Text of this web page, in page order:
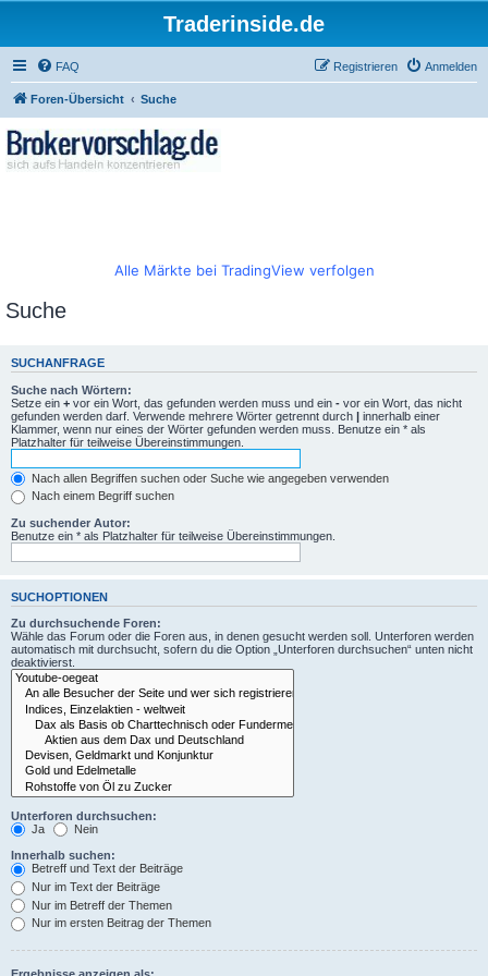
Traderinside.de
FAQ Anmelden
Registrieren
Foren-Übersicht Suche
Alle Märkte bei TradingView verfolgen
Suche
SUCHANFRAGE
Suche nach Wörtern:
Setze ein + vor ein Wort, das gefunden werden muss und ein - vor ein Wort, das nicht
gefunden werden darf. Verwende mehrere Wörter getrennt durch | innerhalb einer
Klammer, wenn nur eines der Wörter gefunden werden muss. Benutze ein * als
Platzhalter für teilweise Übereinstimmungen.
Nach allen Begriffen suchen oder Suche wie angegeben verwenden
Nach einem Begriff suchen
Zu suchender Autor:
Benutze ein * als Platzhalter für teilweise Übereinstimmungen.
SUCHOPTIONEN
Zu durchsuchende Foren:
Wähle das Forum oder die Foren aus, in denen gesucht werden soll. Unterforen werden
automatisch mit durchsucht, sofern du die Option „Unterforen durchsuchen“ unten nicht
deaktivierst.
Unterforen durchsuchen:
Ja
Nein
Innerhalb suchen:
Betreff und Text der Beiträge
Nur im Text der Beiträge
Nur im Betreff der Themen
Nur im ersten Beitrag der Themen